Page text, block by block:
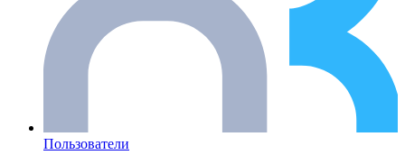
Пользователи